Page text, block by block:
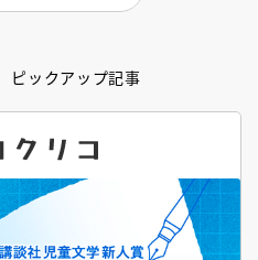
ピックアップ記事